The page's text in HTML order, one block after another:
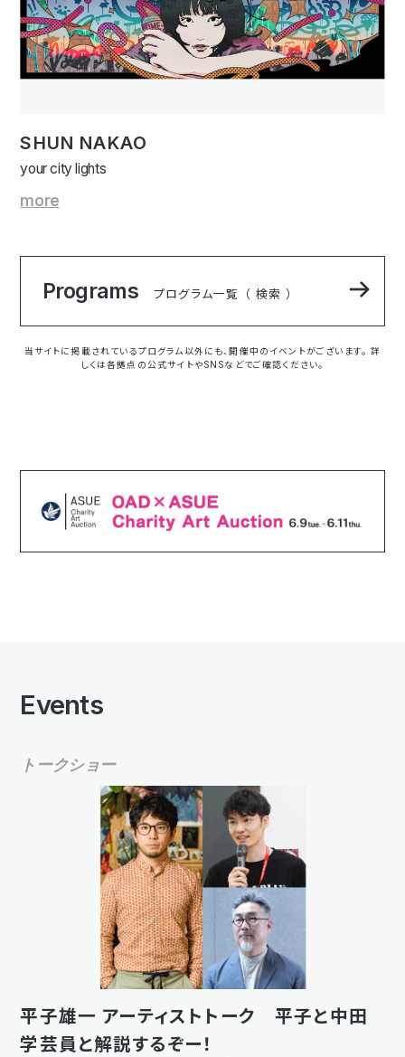
SHUN NAKAO
your city lights
more
Programs プログラム一覧 （ 検索 ）
当サイトに掲載されているプログラム以外にも、開催中のイベントがございます。 詳
しくは各拠点の公式サイトやSNSなどでご確認ください。
Events
トークショー
平子雄一 アーティストトーク 平子と中田
学芸員と解説するぞー！